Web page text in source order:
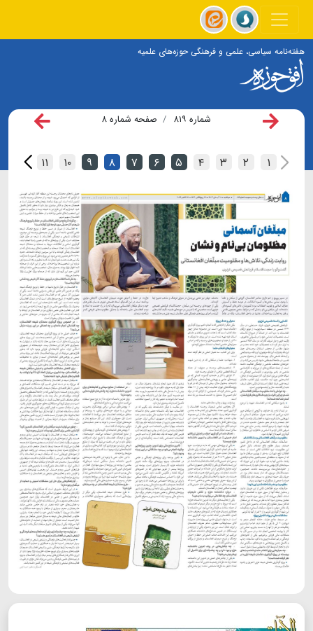
هفته‌نامه سیاسی، علمی و فرهنگی حوزه‌های علمیه
شماره ۸۱۹ صفحه شماره ۸
۱ ۲ ۳ ۴ ۵ ۶ ۷ ۸ ۹ ۱۰ ۱۱ ۱۲